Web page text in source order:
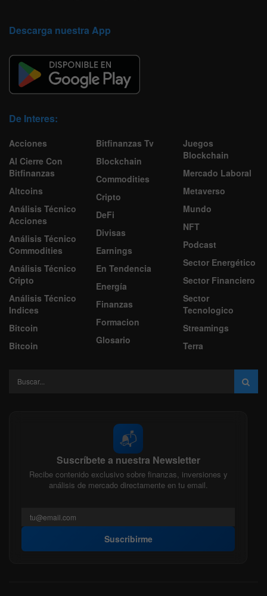
Descarga nuestra App
De Interes:
Acciones
Al Cierre Con
Bitfinanzas
Altcoins
Análisis Técnico
Acciones
Análisis Técnico
Commodities
Análisis Técnico
Cripto
Análisis Técnico
Indices
Bitcoin
Bitcoin
Bitfinanzas Tv
Blockchain
Commodities
Cripto
DeFi
Divisas
Earnings
En Tendencia
Energía
Finanzas
Formacion
Glosario
Juegos
Blockchain
Mercado Laboral
Metaverso
Mundo
NFT
Podcast
Sector Energético
Sector Financiero
Sector
Tecnologico
Streamings
Terra
📬
Suscríbete a nuestra Newsletter
Recibe contenido exclusivo sobre finanzas, inversiones y
análisis de mercado directamente en tu email.
Suscribirme